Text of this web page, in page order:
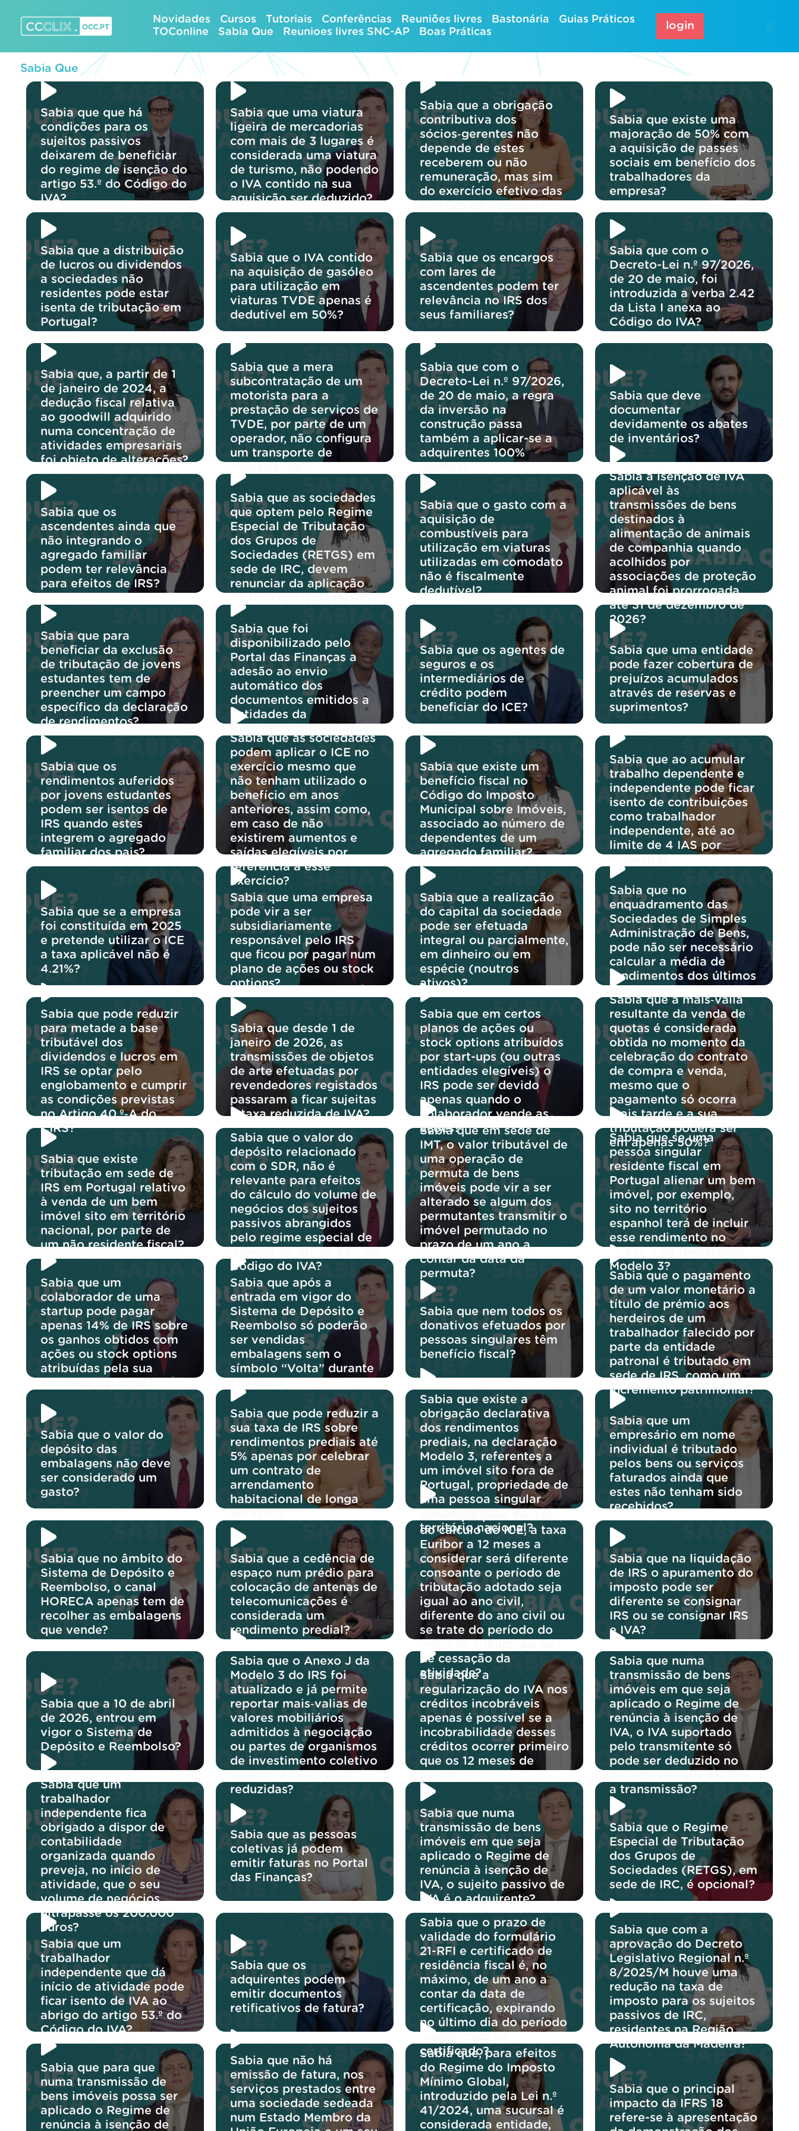
content
Novidades Cursos Tutoriais Conferências Reuniões livres Bastonária
Guias Práticos
TOConline
Sabia Que Reunioes livres SNC-AP Boas Práticas
login
Sabia Que
Sabia que que há
condições para os
sujeitos passivos
deixarem de beneficiar
do regime de isenção do
artigo 53.º do Código do
IVA?
Sabia que uma viatura
ligeira de mercadorias
com mais de 3 lugares é
considerada uma viatura
de turismo, não podendo
o IVA contido na sua
aquisição ser deduzido?
Sabia que a obrigação
contributiva dos
sócios‑gerentes não
depende de estes
receberem ou não
remuneração, mas sim
do exercício efetivo das
Sabia que existe uma
majoração de 50% com
a aquisição de passes
sociais em benefício dos
trabalhadores da
empresa?
Sabia que a distribuição
de lucros ou dividendos
a sociedades não
residentes pode estar
isenta de tributação em
Portugal?
Sabia que o IVA contido
na aquisição de gasóleo
para utilização em
viaturas TVDE apenas é
dedutível em 50%?
Sabia que os encargos
com lares de
ascendentes podem ter
relevância no IRS dos
seus familiares?
Sabia que com o
Decreto-Lei n.º 97/2026,
de 20 de maio, foi
introduzida a verba 2.42
da Lista I anexa ao
Código do IVA?
Sabia que, a partir de 1
de janeiro de 2024, a
dedução fiscal relativa
ao goodwill adquirido
numa concentração de
atividades empresariais
foi objeto de alterações?
Sabia que a mera
subcontratação de um
motorista para a
prestação de serviços de
TVDE, por parte de um
operador, não configura
um transporte de
Sabia que com o
Decreto-Lei n.º 97/2026,
de 20 de maio, a regra
da inversão na
construção passa
também a aplicar-se a
adquirentes 100%
Sabia que deve
documentar
devidamente os abates
de inventários?
Sabia que os
ascendentes ainda que
não integrando o
agregado familiar
podem ter relevância
para efeitos de IRS?
Sabia que as sociedades
que optem pelo Regime
Especial de Tributação
dos Grupos de
Sociedades (RETGS) em
sede de IRC, devem
renunciar da aplicação
Sabia que o gasto com a
aquisição de
combustíveis para
utilização em viaturas
utilizadas em comodato
não é fiscalmente
dedutível?
Sabia a isenção de IVA
aplicável às
transmissões de bens
destinados à
alimentação de animais
de companhia quando
acolhidos por
associações de proteção
animal foi prorrogada
até 31 de dezembro de
2026?
Sabia que para
beneficiar da exclusão
de tributação de jovens
estudantes tem de
preencher um campo
específico da declaração
de rendimentos?
Sabia que foi
disponibilizado pelo
Portal das Finanças a
adesão ao envio
automático dos
documentos emitidos a
entidades da
Sabia que os agentes de
seguros e os
intermediários de
crédito podem
beneficiar do ICE?
Sabia que uma entidade
pode fazer cobertura de
prejuízos acumulados
através de reservas e
suprimentos?
Sabia que os
rendimentos auferidos
por jovens estudantes
podem ser isentos de
IRS quando estes
integrem o agregado
familiar dos pais?
Sabia que as sociedades
podem aplicar o ICE no
exercício mesmo que
não tenham utilizado o
benefício em anos
anteriores, assim como,
em caso de não
existirem aumentos e
saídas elegíveis por
referência a esse
exercício?
Sabia que existe um
benefício fiscal no
Código do Imposto
Municipal sobre Imóveis,
associado ao número de
dependentes de um
agregado familiar?
Sabia que ao acumular
trabalho dependente e
independente pode ficar
isento de contribuições
como trabalhador
independente, até ao
limite de 4 IAS por
Sabia que se a empresa
foi constituída em 2025
e pretende utilizar o ICE
a taxa aplicável não é
4.21%?
Sabia que uma empresa
pode vir a ser
subsidiariamente
responsável pelo IRS
que ficou por pagar num
plano de ações ou stock
options?
Sabia que a realização
do capital da sociedade
pode ser efetuada
integral ou parcialmente,
em dinheiro ou em
espécie (noutros
ativos)?
Sabia que no
enquadramento das
Sociedades de Simples
Administração de Bens,
pode não ser necessário
calcular a média de
rendimentos dos últimos
Sabia que pode reduzir
para metade a base
tributável dos
dividendos e lucros em
IRS se optar pelo
englobamento e cumprir
as condições previstas
no Artigo 40.º‑A do
CIRS?
Sabia que desde 1 de
janeiro de 2026, as
transmissões de objetos
de arte efetuadas por
revendedores registados
passaram a ficar sujeitas
à taxa reduzida de IVA?
Sabia que em certos
planos de ações ou
stock options atribuídos
por start-ups (ou outras
entidades elegíveis) o
IRS pode ser devido
apenas quando o
colaborador vende as
ações?
Sabia que a mais‑valia
resultante da venda de
quotas é considerada
obtida no momento da
celebração do contrato
de compra e venda,
mesmo que o
pagamento só ocorra
mais tarde e a sua
tributação poderá ser
em apenas 50%?
Sabia que existe
tributação em sede de
IRS em Portugal relativo
à venda de um bem
imóvel sito em território
nacional, por parte de
um não residente fiscal?
Sabia que o valor do
depósito relacionado
com o SDR, não é
relevante para efeitos
do cálculo do volume de
negócios dos sujeitos
passivos abrangidos
pelo regime especial de
Código do IVA?
Sabia que em sede de
IMT, o valor tributável de
uma operação de
permuta de bens
imóveis pode vir a ser
alterado se algum dos
permutantes transmitir o
imóvel permutado no
prazo de um ano a
contar da data da
permuta?
Sabia que se uma
pessoa singular
residente fiscal em
Portugal alienar um bem
imóvel, por exemplo,
sito no território
espanhol terá de incluir
esse rendimento no
Modelo 3?
Sabia que um
colaborador de uma
startup pode pagar
apenas 14% de IRS sobre
os ganhos obtidos com
ações ou stock options
atribuídas pela sua
Sabia que após a
entrada em vigor do
Sistema de Depósito e
Reembolso só poderão
ser vendidas
embalagens sem o
símbolo “Volta” durante
Sabia que nem todos os
donativos efetuados por
pessoas singulares têm
benefício fiscal?
Sabia que o pagamento
de um valor monetário a
título de prémio aos
herdeiros de um
trabalhador falecido por
parte da entidade
patronal é tributado em
sede de IRS, como um
incremento patrimonial?
Sabia que o valor do
depósito das
embalagens não deve
ser considerado um
gasto?
Sabia que pode reduzir a
sua taxa de IRS sobre
rendimentos prediais até
5% apenas por celebrar
um contrato de
arrendamento
habitacional de longa
Sabia que existe a
obrigação declarativa
dos rendimentos
prediais, na declaração
Modelo 3, referentes a
um imóvel sito fora de
Portugal, propriedade de
uma pessoa singular
território nacional?
Sabia que um
empresário em nome
individual é tributado
pelos bens ou serviços
faturados ainda que
estes não tenham sido
recebidos?
Sabia que no âmbito do
Sistema de Depósito e
Reembolso, o canal
HORECA apenas tem de
recolher as embalagens
que vende?
Sabia que a cedência de
espaço num prédio para
colocação de antenas de
telecomunicações é
considerada um
rendimento predial?
do cálculo do ICE, a taxa
Euribor a 12 meses a
considerar será diferente
consoante o período de
tributação adotado seja
igual ao ano civil,
diferente do ano civil ou
se trate do período do
de cessação da
atividade?
Sabia que na liquidação
de IRS o apuramento do
imposto pode ser
diferente se consignar
IRS ou se consignar IRS
e IVA?
Sabia que a 10 de abril
de 2026, entrou em
vigor o Sistema de
Depósito e Reembolso?
Sabia que o Anexo J da
Modelo 3 do IRS foi
atualizado e já permite
reportar mais‑valias de
valores mobiliários
admitidos à negociação
ou partes de organismos
de investimento coletivo
reduzidas?
Sabia que a
regularização do IVA nos
créditos incobráveis
apenas é possível se a
incobrabilidade desses
créditos ocorrer primeiro
que os 12 meses de
Sabia que numa
transmissão de bens
imóveis em que seja
aplicado o Regime de
renúncia à isenção de
IVA, o IVA suportado
pelo transmitente só
pode ser deduzido no
a transmissão?
Sabia que um
trabalhador
independente fica
obrigado a dispor de
contabilidade
organizada quando
preveja, no início de
atividade, que o seu
volume de negócios
ultrapasse os 200.000
euros?
Sabia que as pessoas
coletivas já podem
emitir faturas no Portal
das Finanças?
Sabia que numa
transmissão de bens
imóveis em que seja
aplicado o Regime de
renúncia à isenção de
IVA, o sujeito passivo de
IVA é o adquirente?
Sabia que o Regime
Especial de Tributação
dos Grupos de
Sociedades (RETGS), em
sede de IRC, é opcional?
Sabia que um
trabalhador
independente que dá
início de atividade pode
ficar isento de IVA ao
abrigo do artigo 53.º do
Código do IVA?
Sabia que os
adquirentes podem
emitir documentos
retificativos de fatura?
Sabia que o prazo de
validade do formulário
21-RFI e certificado de
residência fiscal é, no
máximo, de um ano a
contar da data de
certificação, expirando
no último dia do período
certificado?
Sabia que com a
aprovação do Decreto
Legislativo Regional n.º
8/2025/M houve uma
redução na taxa de
imposto para os sujeitos
passivos de IRC,
residentes na Região
Autónoma da Madeira?
Sabia que para que
numa transmissão de
bens imóveis possa ser
aplicado o Regime de
renúncia à isenção de
Sabia que não há
emissão de fatura, nos
serviços prestados entre
uma sociedade sedeada
num Estado Membro da
Sabia que, para efeitos
do Regime do Imposto
Mínimo Global,
introduzido pela Lei n.º
41/2024, uma sucursal é
considerada entidade,
Sabia que o principal
impacto da IFRS 18
refere-se à apresentação